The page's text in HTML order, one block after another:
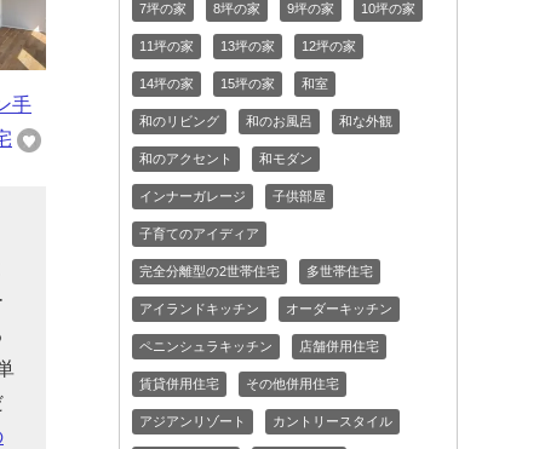
手
7坪の家 8坪の家 9坪の家 10坪の家
11坪の家 13坪の家 12坪の家
14坪の家 15坪の家 和室
和のリビング 和のお風呂 和な外観
和のアクセント 和モダン
インナーガレージ 子供部屋
子育てのアイディア
完全分離型の2世帯住宅 多世帯住宅
アイランドキッチン オーダーキッチン
ペニンシュラキッチン 店舗併用住宅
賃貸併用住宅 その他併用住宅
アジアンリゾート カントリースタイル